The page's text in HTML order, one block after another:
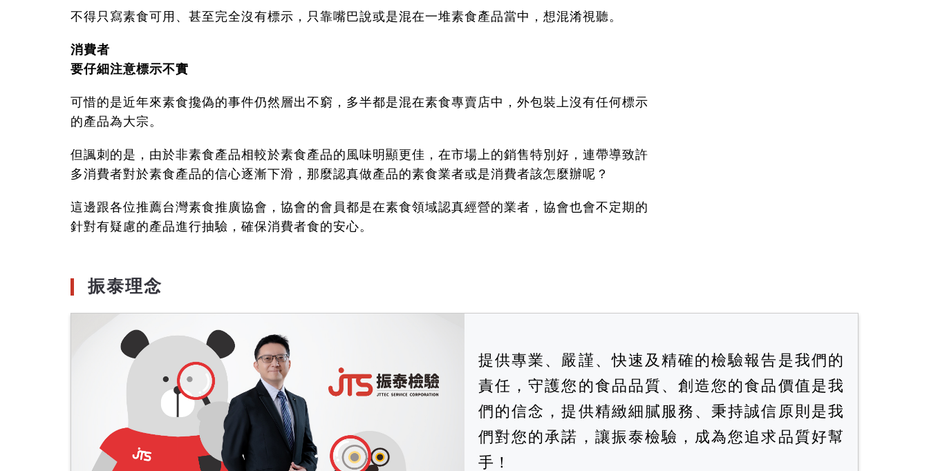
不得只寫素食可用、甚至完全沒有標示，只靠嘴巴說或是混在一堆素食產品當中，想混淆視聽。
消費者
要仔細注意標示不實
可惜的是近年來素食攙偽的事件仍然層出不窮，多半都是混在素食專賣店中，外包裝上沒有任何標示
的產品為大宗。
但諷刺的是，由於非素食產品相較於素食產品的風味明顯更佳，在市場上的銷售特別好，連帶導致許
多消費者對於素食產品的信心逐漸下滑，那麼認真做產品的素食業者或是消費者該怎麼辦呢？
這邊跟各位推薦台灣素食推廣協會，協會的會員都是在素食領域認真經營的業者，協會也會不定期的
針對有疑慮的產品進行抽驗，確保消費者食的安心。
振泰理念
提供專業、嚴謹、快速及精確的檢驗報告是我們的
責任，守護您的食品品質、創造您的食品價值是我
們的信念，提供精緻細膩服務、秉持誠信原則是我
們對您的承諾，讓振泰檢驗，成為您追求品質好幫
手！